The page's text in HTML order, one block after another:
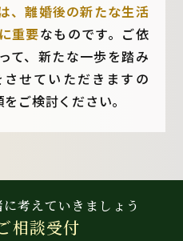
、離婚後の新たな生活
重要なものです。ご依
て、新たな一歩を踏み
せていただきますの
ご検討ください。
考えていきましょう
相談受付